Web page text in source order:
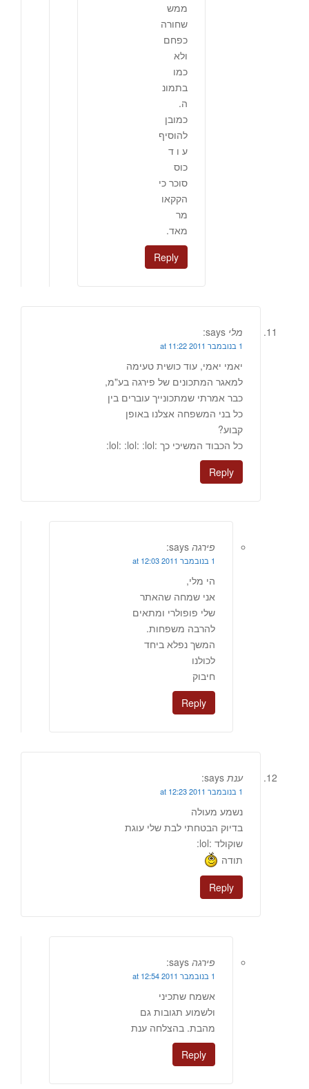
ממש
שחורה
כפחם
ולא
כמו
בתמונ
ה.
כמובן
להוסיף
ע ו ד
כוס
סוכר כי
הקקאו
מר
מאד.
Reply
מלי says:
1 בנובמבר 2011 at 11:22
יאמי יאמי, עוד כושית טעימה
למאגר המתכונים של פירגה בע"מ,
כבר אמרתי שמתכונייך עוברים בין
כל בני המשפחה אצלנו באופן
קבוע?
כל הכבוד המשיכי כך :lol: :lol: :lol:
Reply
פירגה says:
1 בנובמבר 2011 at 12:03
הי מלי,
אני שמחה שהאתר
שלי פופולרי ומתאים
להרבה משפחות.
המשך נפלא ביחד
לכולנו
חיבוק
Reply
ענת says:
1 בנובמבר 2011 at 12:23
נשמע מעולה
בדיוק הבטחתי לבת שלי עוגת
שוקולד :lol:
תודה
Reply
פירגה says:
1 בנובמבר 2011 at 12:54
אשמח שתכיני
ולשמוע תגובות גם
מהבת. בהצלחה ענת
Reply